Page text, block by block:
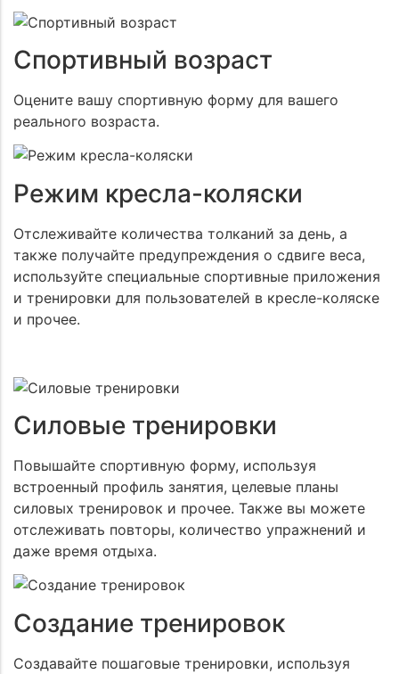
Спортивный возраст
Оцените вашу спортивную форму для вашего
реального возраста.
Режим кресла-коляски
Отслеживайте количества толканий за день, а
также получайте предупреждения о сдвиге веса,
используйте специальные спортивные приложения
и тренировки для пользователей в кресле-коляске
и прочее.
Силовые тренировки
Повышайте спортивную форму, используя
встроенный профиль занятия, целевые планы
силовых тренировок и прочее. Также вы можете
отслеживать повторы, количество упражнений и
даже время отдыха.
Создание тренировок
Создавайте пошаговые тренировки, используя
Даю согласие на обработкумоих персональных
Даю согласие на обработку
ОТПРАВИТЬ